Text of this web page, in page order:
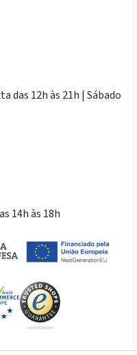
das 12h às 21h | Sábado
14h às 18h